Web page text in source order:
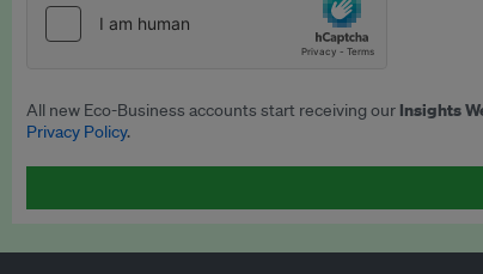
All new Eco-Business accounts start receiving our Insights
Privacy Policy.